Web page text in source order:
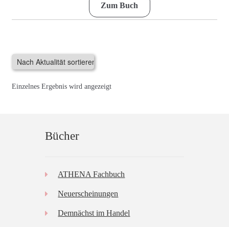
Zum Buch
Einzelnes Ergebnis wird angezeigt
Bücher
ATHENA Fachbuch
Neuerscheinungen
Demnächst im Handel